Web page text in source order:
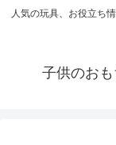
人気の玩具、お役立ち
子供のお